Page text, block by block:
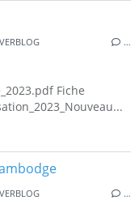
…
Fiche
…